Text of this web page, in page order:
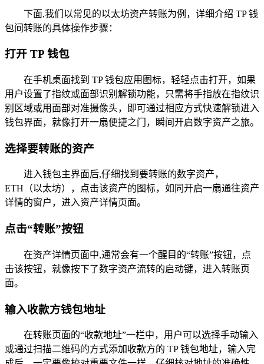
下面,我们以常见的以太坊资产转账为例，详细介绍 TP 钱
包间转账的具体操作步骤：
打开 TP 钱包
在手机桌面找到 TP 钱包应用图标，轻轻点击打开，如果
用户设置了指纹或面部识别解锁功能，只需将手指放在指纹识
别区域或用面部对准摄像头，即可通过相应方式快速解锁进入
钱包界面，就像打开一扇便捷之门，瞬间开启数字资产之旅。
选择要转账的资产
进入钱包主界面后,仔细找到要转账的数字资产，
ETH（以太坊），点击该资产的图标，如同开启一扇通往资产
详情的窗户，进入资产详情页面。
点击“转账”按钮
在资产详情页面中,通常会有一个醒目的“转账”按钮，点
击该按钮，就像按下了数字资产流转的启动键，进入转账页
面。
输入收款方钱包地址
在转账页面的“收款地址”一栏中，用户可以选择手动输入
或通过扫描二维码的方式添加收款方的 TP 钱包地址，输入完